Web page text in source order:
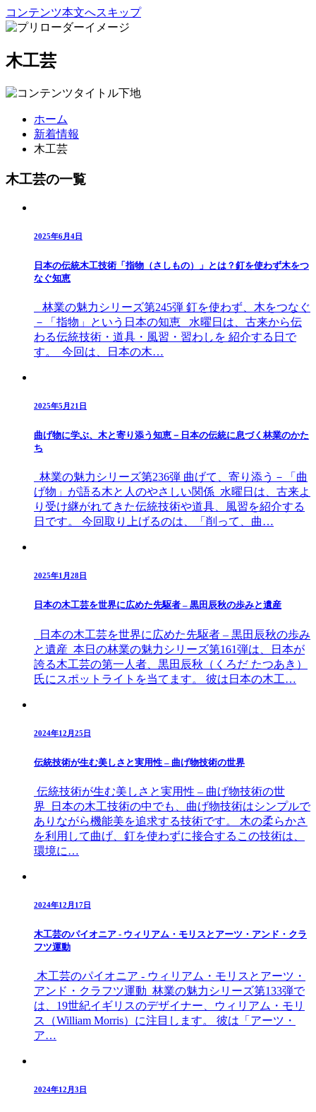
コンテンツ本文へスキップ
木工芸
ホーム
新着情報
木工芸
木工芸の一覧
2025年6月4日
日本の伝統木工技術「指物（さしもの）」とは？釘を使わず木をつ
なぐ知恵
林業の魅力シリーズ第245弾 釘を使わず、木をつなぐ
－「指物」という日本の知恵 水曜日は、古来から伝
わる伝統技術・道具・風習・習わしを 紹介する日で
す。 今回は、日本の木…
2025年5月21日
曲げ物に学ぶ、木と寄り添う知恵－日本の伝統に息づく林業のかた
ち
林業の魅力シリーズ第236弾 曲げて、寄り添う－「曲
げ物」が語る木と人のやさしい関係 水曜日は、古来よ
り受け継がれてきた伝統技術や道具、風習を紹介する
日です。 今回取り上げるのは、「削って、曲…
2025年1月28日
日本の木工芸を世界に広めた先駆者 – 黒田辰秋の歩みと遺産
日本の木工芸を世界に広めた先駆者 – 黒田辰秋の歩み
と遺産 本日の林業の魅力シリーズ第161弾は、日本が
誇る木工芸の第一人者、黒田辰秋（くろだ たつあき）
氏にスポットライトを当てます。 彼は日本の木工…
2024年12月25日
伝統技術が生む美しさと実用性 – 曲げ物技術の世界
伝統技術が生む美しさと実用性 – 曲げ物技術の世
界 日本の木工技術の中でも、曲げ物技術はシンプルで
ありながら機能美を追求する技術です。 木の柔らかさ
を利用して曲げ、釘を使わずに接合するこの技術は、
環境に…
2024年12月17日
木工芸のパイオニア - ウィリアム・モリスとアーツ・アンド・クラ
フツ運動
木工芸のパイオニア - ウィリアム・モリスとアーツ・
アンド・クラフツ運動 林業の魅力シリーズ第133弾で
は、19世紀イギリスのデザイナー、ウィリアム・モリ
ス（William Morris）に注目します。 彼は「アーツ・
ア…
2024年12月3日